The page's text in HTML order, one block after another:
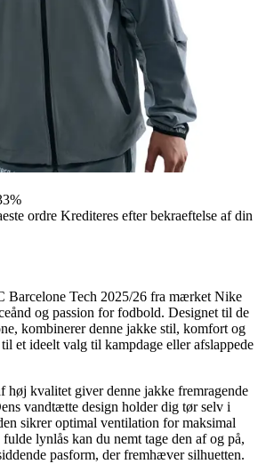
ordre Krediteres efter bekraeftelse af din
Barcelone Tech 2025/26 fra mærket Nike
og passion for fodbold. Designet til de
kombinerer denne jakke stil, komfort og
et ideelt valg til kampdage eller afslappede
høj kvalitet giver denne jakke fremragende
vandtætte design holder dig tør selv i
sikrer optimal ventilation for maksimal
lynlås kan du nemt tage den af og på,
pasform, der fremhæver silhuetten.